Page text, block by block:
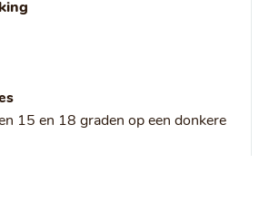
15 en 18 graden op een donkere